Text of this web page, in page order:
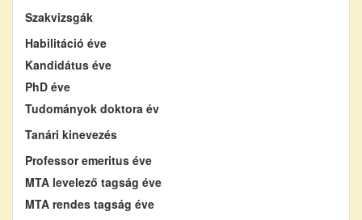
Szakvizsgák
Habilitáció éve
Kandidátus éve
PhD éve
Tudományok doktora év
Tanári kinevezés
Professor emeritus éve
MTA levelező tagság éve
MTA rendes tagság éve